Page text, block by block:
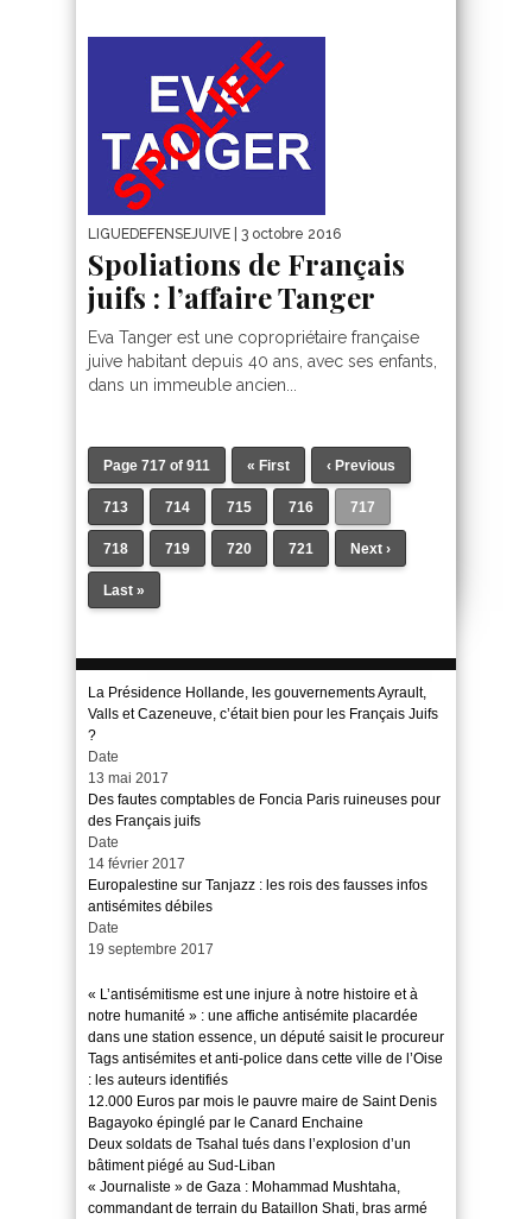
LIGUEDEFENSEJUIVE | 3 octobre 2016
Spoliations de Français
juifs : l’affaire Tanger
Eva Tanger est une copropriétaire française
juive habitant depuis 40 ans, avec ses enfants,
dans un immeuble ancien...
Page 717 of 911 « First ‹ Previous
713 714 715 716 717
718 719 720 721 Next ›
Last »
La Présidence Hollande, les gouvernements Ayrault,
Valls et Cazeneuve, c’était bien pour les Français Juifs
?
Date
13 mai 2017
Des fautes comptables de Foncia Paris ruineuses pour
des Français juifs
Date
14 février 2017
Europalestine sur Tanjazz : les rois des fausses infos
antisémites débiles
Date
19 septembre 2017
« L’antisémitisme est une injure à notre histoire et à
notre humanité » : une affiche antisémite placardée
dans une station essence, un député saisit le procureur
Tags antisémites et anti-police dans cette ville de l’Oise
: les auteurs identifiés
12.000 Euros par mois le pauvre maire de Saint Denis
Bagayoko épinglé par le Canard Enchaine
Deux soldats de Tsahal tués dans l’explosion d’un
bâtiment piégé au Sud-Liban
« Journaliste » de Gaza : Mohammad Mushtaha,
commandant de terrain du Bataillon Shati, bras armé